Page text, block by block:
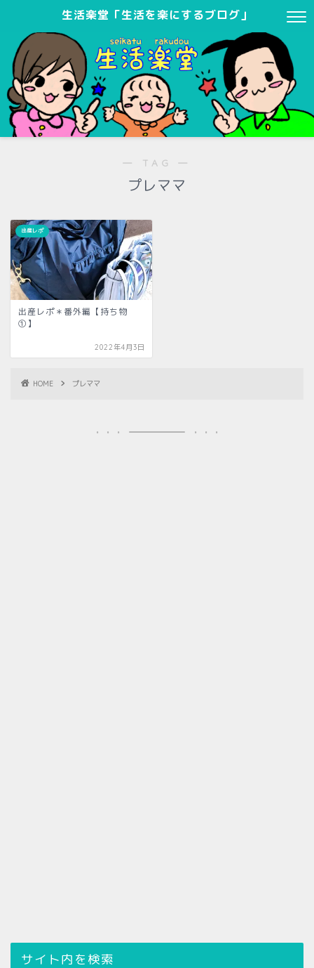
生活楽堂「生活を楽にするブログ」
― TAG ―
プレママ
出産レポ
出産レポ＊番外編【持ち物
①】
2022年4月3日
HOME プレママ
サイト内を検索